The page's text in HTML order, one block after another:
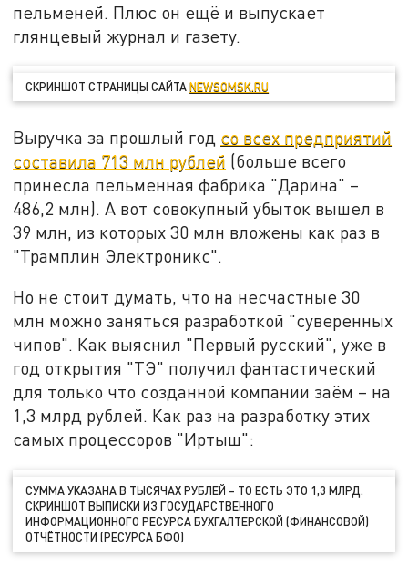
пельменей. Плюс он ещё и выпускает
глянцевый журнал и газету.
СКРИНШОТ СТРАНИЦЫ САЙТАNEWSOMSK.RU
Выручка за прошлый год со всех предприятий
составила 713 млн рублей (больше всего
принесла пельменная фабрика "Дарина" –
486,2 млн). А вот совокупный убыток вышел в
39 млн, из которых 30 млн вложены как раз в
"Трамплин Электроникс".
Но не стоит думать, что на несчастные 30
млн можно заняться разработкой "суверенных
чипов". Как выяснил "Первый русский", уже в
год открытия "ТЭ" получил фантастический
для только что созданной компании заём – на
1,3 млрд рублей. Как раз на разработку этих
самых процессоров "Иртыш":
СУММА УКАЗАНА В ТЫСЯЧАХ РУБЛЕЙ – ТО ЕСТЬ ЭТО 1,3 МЛРД.
СКРИНШОТ ВЫПИСКИ ИЗ ГОСУДАРСТВЕННОГО
ИНФОРМАЦИОННОГО РЕСУРСА БУХГАЛТЕРСКОЙ (ФИНАНСОВОЙ)
ОТЧЁТНОСТИ (РЕСУРСА БФО)